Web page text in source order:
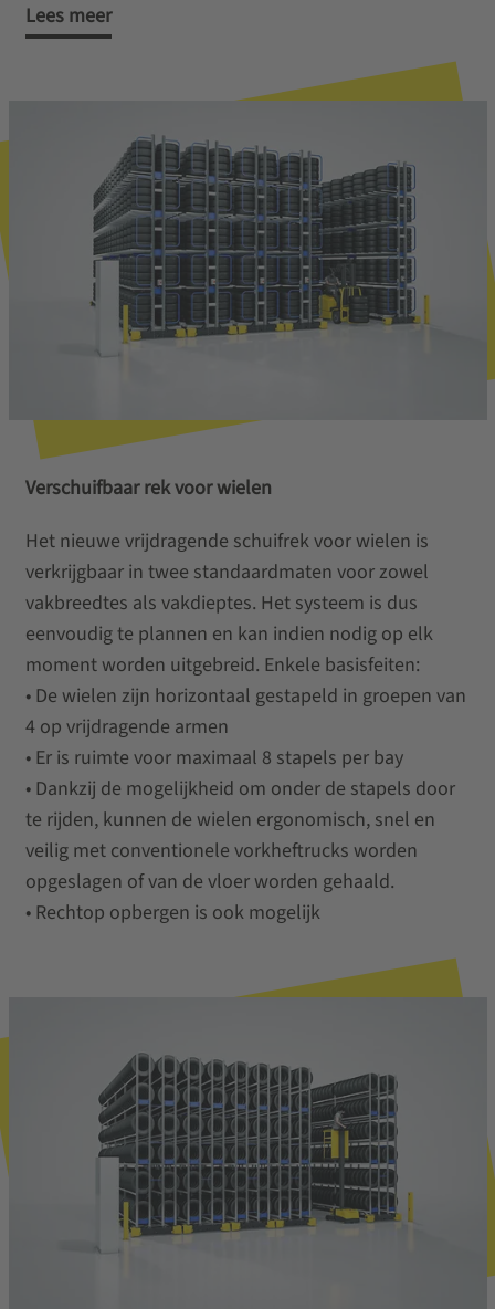
Lees meer
Verschuifbaar rek voor wielen
Het nieuwe vrijdragende schuifrek voor wielen is
verkrijgbaar in twee standaardmaten voor zowel
vakbreedtes als vakdieptes. Het systeem is dus
eenvoudig te plannen en kan indien nodig op elk
moment worden uitgebreid. Enkele basisfeiten:
• De wielen zijn horizontaal gestapeld in groepen van
4 op vrijdragende armen
• Er is ruimte voor maximaal 8 stapels per bay
• Dankzij de mogelijkheid om onder de stapels door
te rijden, kunnen de wielen ergonomisch, snel en
veilig met conventionele vorkheftrucks worden
opgeslagen of van de vloer worden gehaald.
• Rechtop opbergen is ook mogelijk